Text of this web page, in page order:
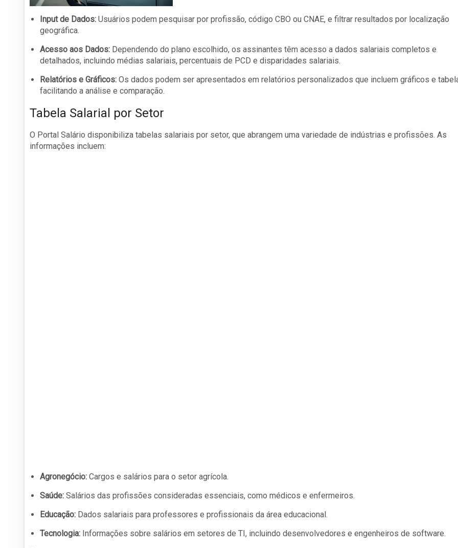
Input de Dados: Usuários podem pesquisar por profissão, código CBO ou CNAE, e filtrar resultados por localização
geográfica.
Acesso aos Dados: Dependendo do plano escolhido, os assinantes têm acesso a dados salariais completos e
detalhados, incluindo médias salariais, percentuais de PCD e disparidades salariais.
Relatórios e Gráficos: Os dados podem ser apresentados em relatórios personalizados que incluem gráficos e
facilitando a análise e comparação.
Tabela Salarial por Setor
O Portal Salário disponibiliza tabelas salariais por setor, que abrangem uma variedade de indústrias e profissões. As
informações incluem:
Agronegócio: Cargos e salários para o setor agrícola.
Saúde: Salários das profissões consideradas essenciais, como médicos e enfermeiros.
Educação: Dados salariais para professores e profissionais da área educacional.
Tecnologia: Informações sobre salários em setores de TI, incluindo desenvolvedores e engenheiros de software.